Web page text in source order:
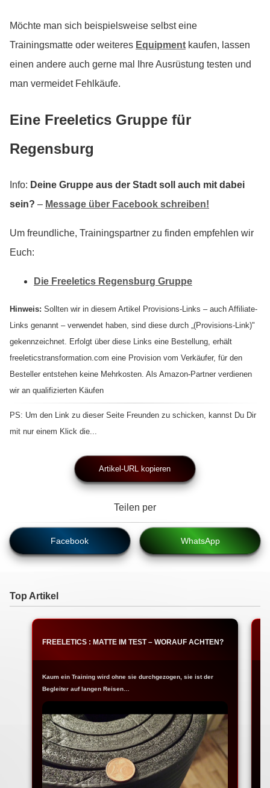
Möchte man sich beispielsweise selbst eine
Trainingsmatte oder weiteres Equipment kaufen, lassen
einen andere auch gerne mal Ihre Ausrüstung testen und
man vermeidet Fehlkäufe.
Eine Freeletics Gruppe für
Regensburg
Info: Deine Gruppe aus der Stadt soll auch mit dabei
sein? – Message über Facebook schreiben!
Um freundliche, Trainingspartner zu finden empfehlen wir
Euch:
Die Freeletics Regensburg Gruppe
Hinweis: Sollten wir in diesem Artikel Provisions-Links – auch Affiliate-
Links genannt – verwendet haben, sind diese durch „(Provisions-Link)"
gekennzeichnet. Erfolgt über diese Links eine Bestellung, erhält
freeleticstransformation.com eine Provision vom Verkäufer, für den
Besteller entstehen keine Mehrkosten. Als Amazon-Partner verdienen
wir an qualifizierten Käufen
PS: Um den Link zu dieser Seite Freunden zu schicken, kannst Du Dir
mit nur einem Klick die...
Artikel-URL kopieren
Teilen per
Facebook WhatsApp
Top Artikel
FREELETICS : MATTE IM TEST – WORAUF ACHTEN?
Kaum ein Training wird ohne sie durchgezogen, sie ist der
Begleiter auf langen Reisen…